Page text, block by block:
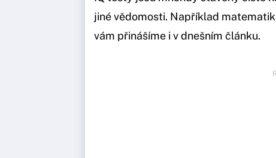
jiné vědomosti. Například
vám přinášíme i v dnešním článku.